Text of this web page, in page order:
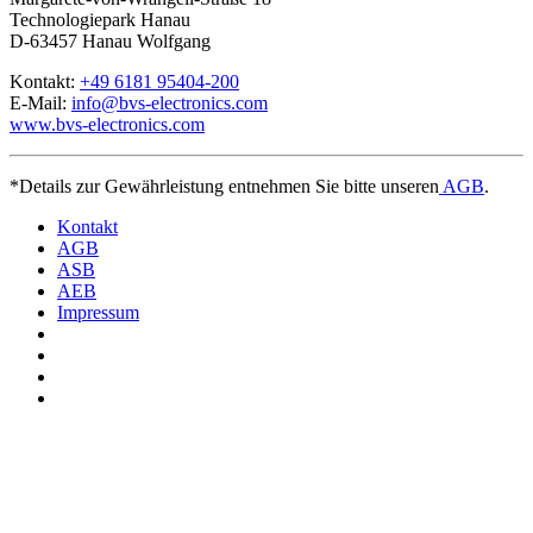
Technologiepark Hanau
D-63457 Hanau Wolfgang
Kontakt: +49 6181 95404-200
E-Mail: info@bvs-electronics.com
www.bvs-electronics.com
*Details zur Gewährleistung entnehmen Sie bitte unseren AGB.
Kontakt
AGB
ASB
AEB
Impressum